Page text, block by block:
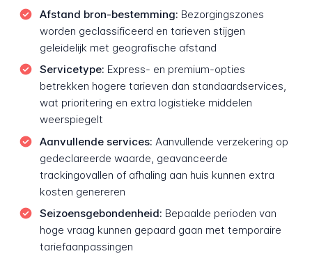
Afstand bron-bestemming: Bezorgingszones
worden geclassificeerd en tarieven stijgen
geleidelijk met geografische afstand
Servicetype: Express- en premium-opties
betrekken hogere tarieven dan standaardservices,
wat prioritering en extra logistieke middelen
weerspiegelt
Aanvullende services: Aanvullende verzekering op
gedeclareerde waarde, geavanceerde
trackingovallen of afhaling aan huis kunnen extra
kosten genereren
Seizoensgebondenheid: Bepaalde perioden van
hoge vraag kunnen gepaard gaan met temporaire
tariefaanpassingen